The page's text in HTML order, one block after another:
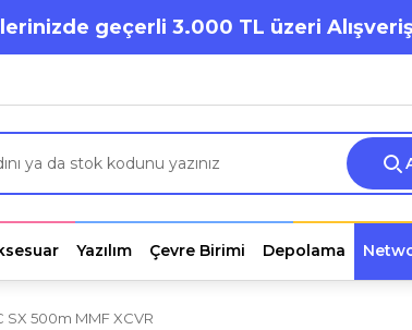
geçerli 3.000 TL üzeri
Yazılım Çevre Birimi Depolama
SX 500m MMF XCVR